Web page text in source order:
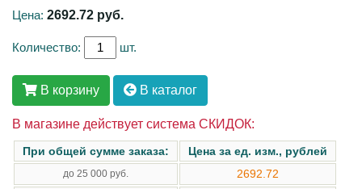
Цена: 2692.72 руб.
Количество: шт.
В корзину В каталог
В магазине действует система СКИДОК:
При общей сумме заказа: Цена за ед. изм., рублей
до 25 000 руб. 2692.72